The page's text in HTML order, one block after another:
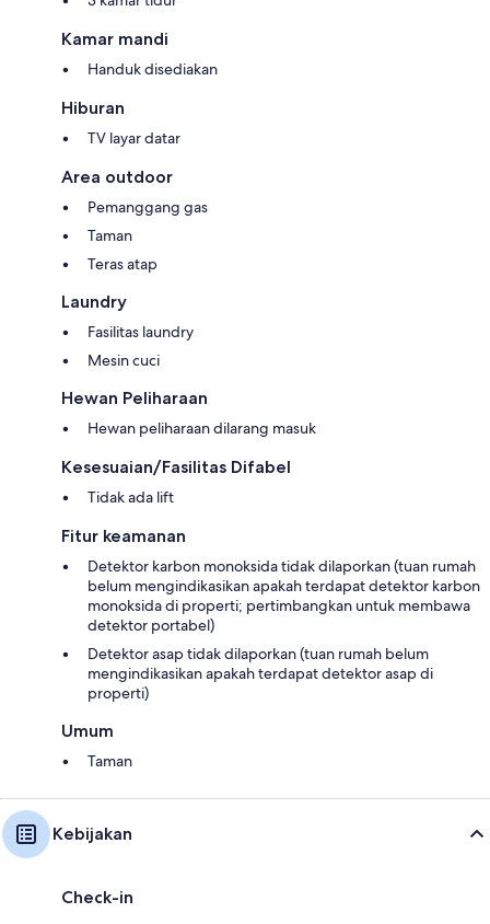
Kamar mandi
Handuk disediakan
Hiburan
TV layar datar
Area outdoor
Pemanggang gas
Taman
Teras atap
Laundry
Fasilitas laundry
Mesin cuci
Hewan Peliharaan
Hewan peliharaan dilarang masuk
Kesesuaian/Fasilitas Difabel
Tidak ada lift
Fitur keamanan
Detektor karbon monoksida tidak dilaporkan (tuan rumah
belum mengindikasikan apakah terdapat detektor karbon
monoksida di properti; pertimbangkan untuk membawa
detektor portabel)
Detektor asap tidak dilaporkan (tuan rumah belum
mengindikasikan apakah terdapat detektor asap di
properti)
Umum
Taman
Kebijakan
Check-in